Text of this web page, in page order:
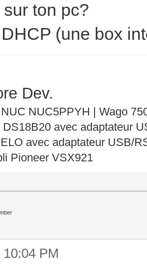
ton pc?
(une box
Dev.
NUC5PPYH | Wago
avec adaptateur
avec adaptateur USB/
Pioneer VSX921
PM